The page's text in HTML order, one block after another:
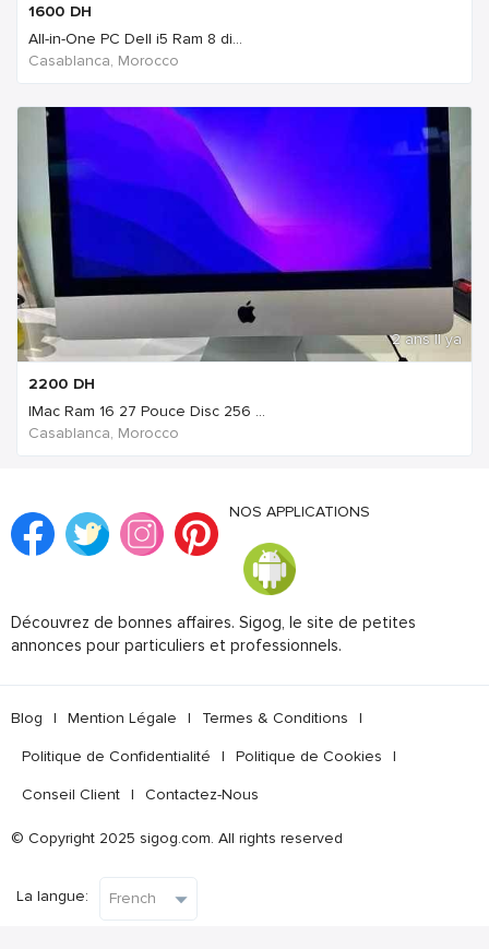
1600 DH
All-in-One PC Dell i5 Ram 8 di...
Casablanca, Morocco
2 ans Il ya
2200 DH
IMac Ram 16 27 Pouce Disc 256 ...
Casablanca, Morocco
NOS APPLICATIONS
Découvrez de bonnes affaires. Sigog, le site de petites
annonces pour particuliers et professionnels.
Blog | Mention Légale | Termes & Conditions |
Politique de Confidentialité | Politique de Cookies |
Conseil Client | Contactez-Nous
© Copyright 2025 sigog.com. All rights reserved
La langue: